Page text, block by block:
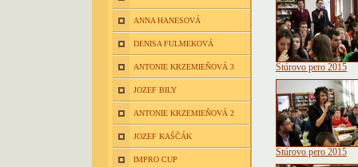
ANNA HANESOVÁ
DENISA FULMEKOVÁ
ANTONIE KRZEMIEŇOVÁ 3
JOZEF BILY
ANTONIE KRZEMIEŇOVÁ 2
JOZEF KAŠČÁK
IMPRO CUP
Štúrovo pero 2015
Štúrovo pero 2015